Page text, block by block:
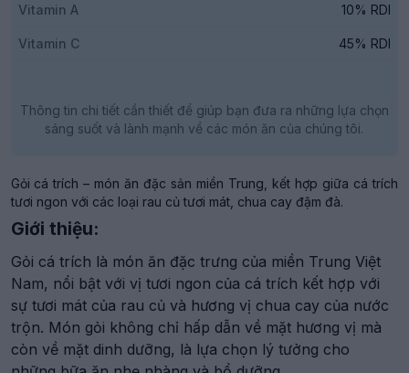
Vitamin A 10% RDI
Vitamin C 45% RDI
Thông tin chi tiết cần thiết để giúp bạn đưa ra những lựa chọn
sáng suốt và lành mạnh về các món ăn của chúng tôi.
Gỏi cá trích – món ăn đặc sản miền Trung, kết hợp giữa cá trích
tươi ngon với các loại rau củ tươi mát, chua cay đậm đà.
Giới thiệu:
Gỏi cá trích là món ăn đặc trưng của miền Trung Việt
Nam, nổi bật với vị tươi ngon của cá trích kết hợp với
sự tươi mát của rau củ và hương vị chua cay của nước
trộn. Món gỏi không chỉ hấp dẫn về mặt hương vị mà
còn về mặt dinh dưỡng, là lựa chọn lý tưởng cho